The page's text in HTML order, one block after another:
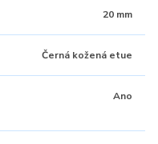
20 mm
Černá kožená etue
Ano